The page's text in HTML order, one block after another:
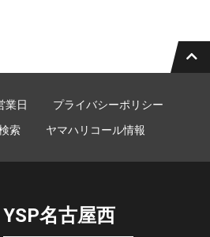
業日
プライバシーポリシー
索
ヤマハリコール情報
YSP名古屋西